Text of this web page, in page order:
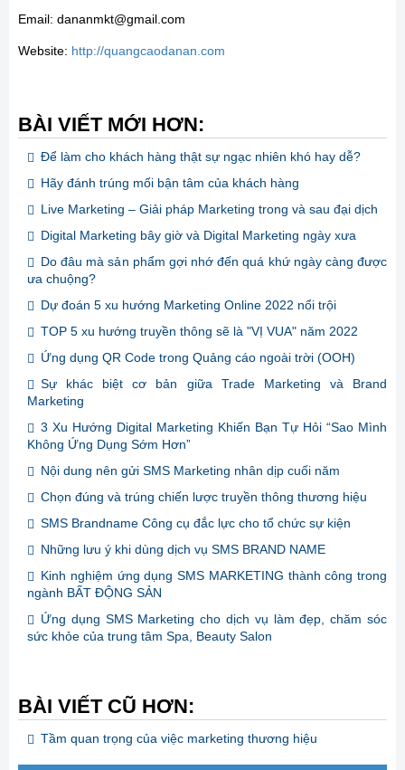
Email: dananmkt@gmail.com
Website: http://quangcaodanan.com
BÀI VIẾT MỚI HƠN:
Để làm cho khách hàng thật sự ngạc nhiên khó hay dễ?
Hãy đánh trúng mối bận tâm của khách hàng
Live Marketing – Giải pháp Marketing trong và sau đại dịch
Digital Marketing bây giờ và Digital Marketing ngày xưa
Do đâu mà sản phẩm gợi nhớ đến quá khứ ngày càng được
ưa chuộng?
Dự đoán 5 xu hướng Marketing Online 2022 nổi trội
TOP 5 xu hướng truyền thông sẽ là "VỊ VUA" năm 2022
Ứng dụng QR Code trong Quảng cáo ngoài trời (OOH)
Sự khác biệt cơ bản giữa Trade Marketing và Brand
Marketing
3 Xu Hướng Digital Marketing Khiến Bạn Tự Hỏi “Sao Mình
Không Ứng Dụng Sớm Hơn”
Nội dung nên gửi SMS Marketing nhân dịp cuối năm
Chọn đúng và trúng chiến lược truyền thông thương hiệu
SMS Brandname Công cụ đắc lực cho tổ chức sự kiện
Những lưu ý khi dùng dịch vụ SMS BRAND NAME
Kinh nghiệm ứng dụng SMS MARKETING thành công trong
ngành BẤT ĐỘNG SẢN
Ứng dụng SMS Marketing cho dịch vụ làm đẹp, chăm sóc
sức khỏe của trung tâm Spa, Beauty Salon
BÀI VIẾT CŨ HƠN:
Tầm quan trọng của việc marketing thương hiệu